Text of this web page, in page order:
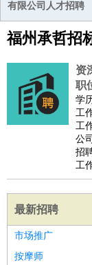
有限公司人才招聘
福州承哲招
资
职
学
工
工
公
招
工
最新招聘
市场推广
按摩师